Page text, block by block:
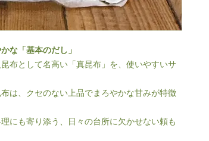
な「基本のだし」
布として名高い「真昆布」を、使いやすいサ
は、クセのない上品でまろやかな甘みが特徴
にも寄り添う、日々の台所に欠かせない頼も